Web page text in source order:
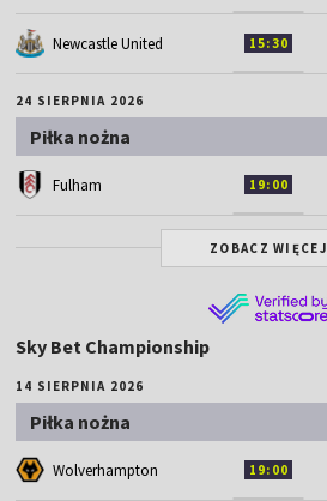
Newcastle United 15:30
24 SIERPNIA 2026
Piłka nożna
Fulham 19:00
ZOBACZ WIĘCEJ
Sky Bet Championship
14 SIERPNIA 2026
Piłka nożna
Wolverhampton 19:00